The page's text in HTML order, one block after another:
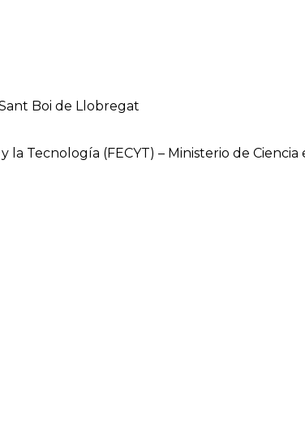
Boi de Llobregat
Tecnología (FECYT) – Ministerio de Ciencia